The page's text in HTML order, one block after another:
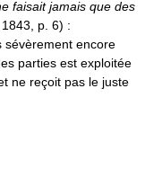
faisait jamais que des
1843, p. 6) :
sévèrement encore
parties est exploitée
ne reçoit pas le juste